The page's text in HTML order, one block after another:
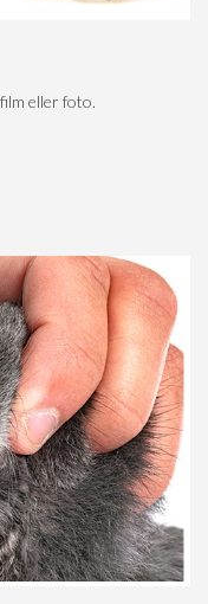
eller foto.